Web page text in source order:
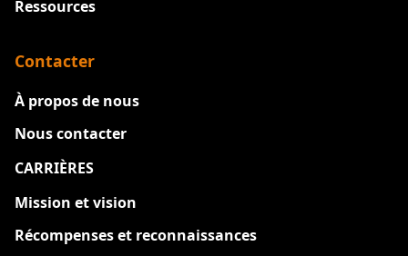
Ressources
Contacter
À propos de nous
Nous contacter
CARRIÈRES
Mission et vision
Récompenses et reconnaissances